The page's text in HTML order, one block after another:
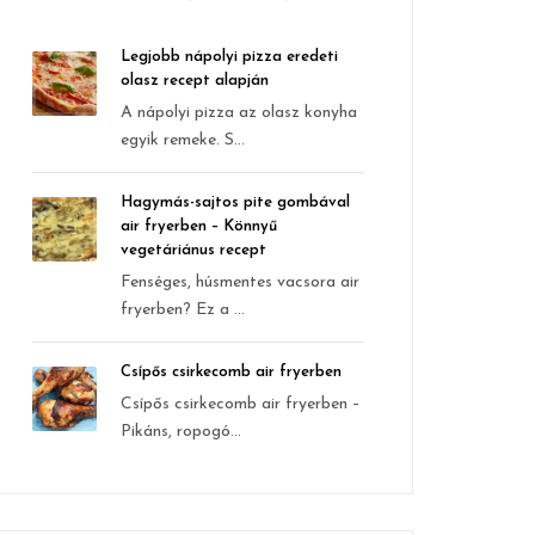
Legjobb nápolyi pizza eredeti
olasz recept alapján
A nápolyi pizza az olasz konyha
egyik remeke. S...
Hagymás-sajtos pite gombával
air fryerben – Könnyű
vegetáriánus recept
Fenséges, húsmentes vacsora air
fryerben? Ez a ...
Csípős csirkecomb air fryerben
Csípős csirkecomb air fryerben –
Pikáns, ropogó...